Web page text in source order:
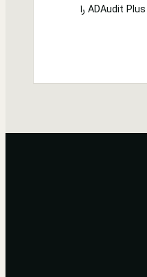
گزارش‌ها و فرایند بهره‌برداری ADAudit Plus را